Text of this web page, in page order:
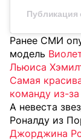
Публикация
Ранее СМИ
модель
Льюиса
Самая
команду из-
А невеста
Роналду из
Джорджина